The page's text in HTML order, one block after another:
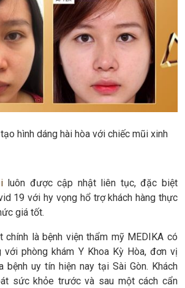
hình dáng hài hòa với chiếc mũi xinh
luôn được cập nhật liên tục, đặc biệt
19 với hy vọng hổ trợ khách hàng thực
giá tốt.
là bệnh viện thẩm mỹ MEDIKA có
với phòng khám Y Khoa Kỳ Hòa, đơn vị
bệnh uy tín hiện nay tại Sài Gòn. Khách
sức khỏe trước và sau một cách cẩn